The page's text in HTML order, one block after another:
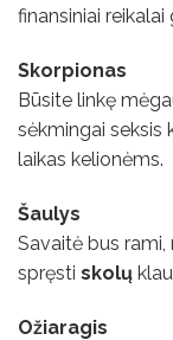
finansiniai reikalai
Skorpionas
Būsite linkę
sėkmingai seksis
laikas kelionėms.
Šaulys
Savaitė bus rami,
spręsti skolų
Ožiaragis